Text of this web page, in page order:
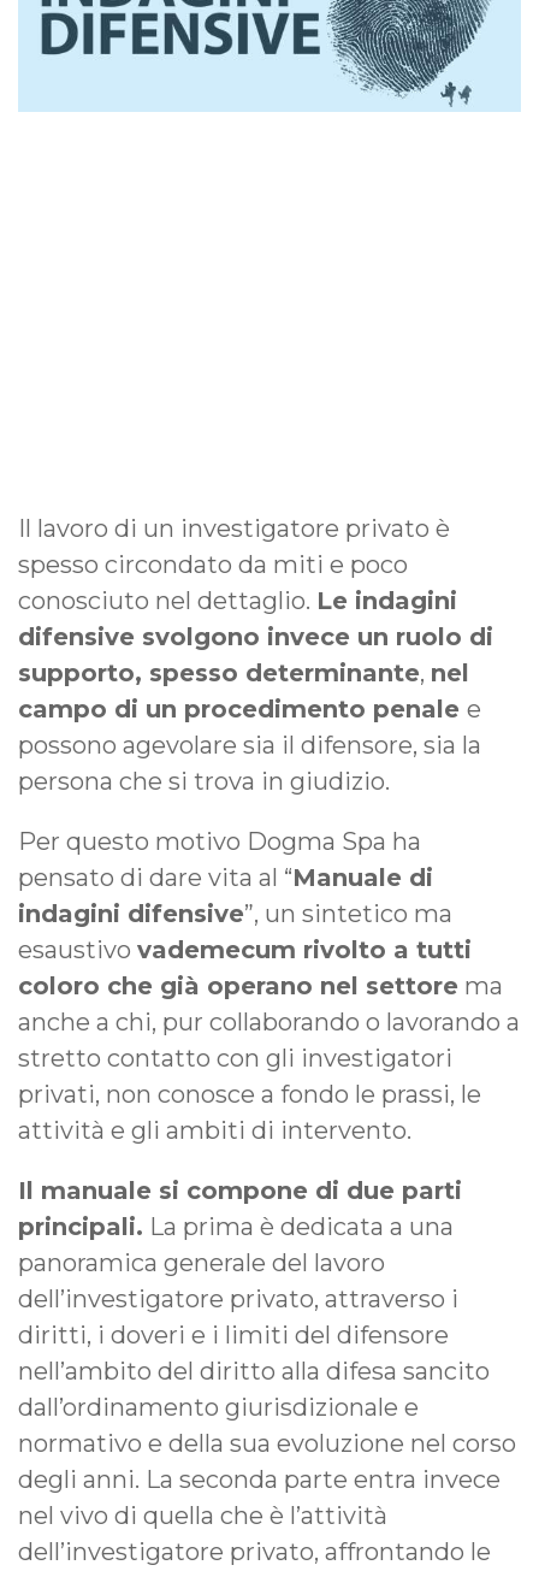
Il lavoro di un investigatore privato è
spesso circondato da miti e poco
conosciuto nel dettaglio. Le indagini
difensive svolgono invece un ruolo di
supporto, spesso determinante, nel
campo di un procedimento penale e
possono agevolare sia il difensore, sia la
persona che si trova in giudizio.
Per questo motivo Dogma Spa ha
pensato di dare vita al “Manuale di
indagini difensive”, un sintetico ma
esaustivo vademecum rivolto a tutti
coloro che già operano nel settore ma
anche a chi, pur collaborando o lavorando a
stretto contatto con gli investigatori
privati, non conosce a fondo le prassi, le
attività e gli ambiti di intervento.
Il manuale si compone di due parti
principali. La prima è dedicata a una
panoramica generale del lavoro
dell’investigatore privato, attraverso i
diritti, i doveri e i limiti del difensore
nell’ambito del diritto alla difesa sancito
dall’ordinamento giurisdizionale e
normativo e della sua evoluzione nel corso
degli anni. La seconda parte entra invece
nel vivo di quella che è l’attività
dell’investigatore privato, affrontando le